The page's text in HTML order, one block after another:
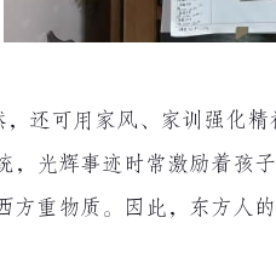
还可用家风、家训强化精
，光辉事迹时常激励着孩
方重物质。因此，东方人